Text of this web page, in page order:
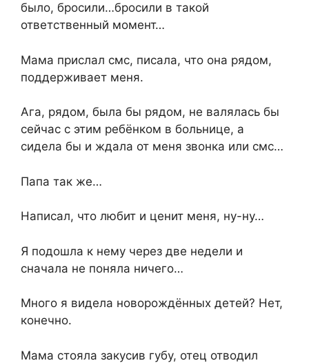
было, бросили…бросили в такой
ответственный момент…
Мама прислал смс, писала, что она рядом,
поддерживает меня.
Ага, рядом, была бы рядом, не валялась бы
сейчас с этим ребёнком в больнице, а
сидела бы и ждала от меня звонка или смс…
Папа так же…
Написал, что любит и ценит меня, ну-ну…
Я подошла к нему через две недели и
сначала не поняла ничего…
Много я видела новорождённых детей? Нет,
конечно.
Мама стояла закусив губу, отец отводил